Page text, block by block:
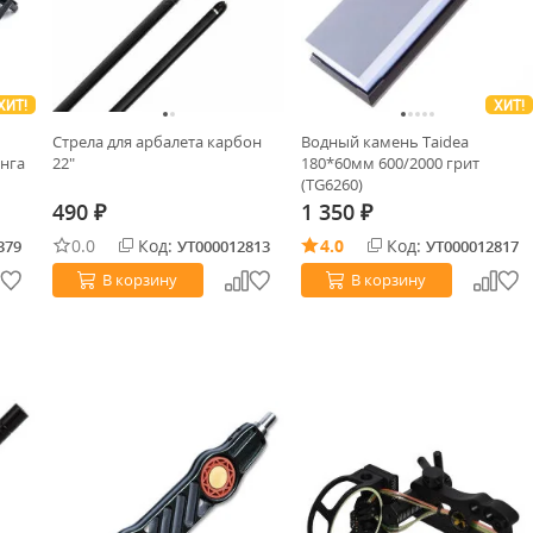
Стрела для арбалета карбон
22"
490 ₽
0.0 Код: УТ000012813
В корзину
ХИТ!
Водный камень Taidea
180*60мм 600/2000 грит
(TG6260)
1 350 ₽
4.0 Код: УТ000012817
В корзину